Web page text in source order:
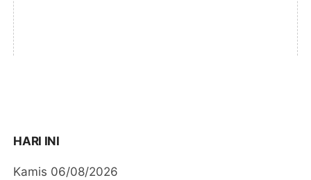
HARI INI
Kamis 06/08/2026